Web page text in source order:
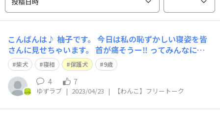
こんばんは♪ 柚子です。 今日は私の恥ずかしい寝姿を皆
さんに見せちゃいます。 首が痛そうー‼︎ ってみんなに言
われるけど私が1番リラックスしてる時の寝相だから心配
しないでね💤
柴犬 寝相 保護犬 9歳
4 7
ゆずラブ | 2023/04/23 | 【わんこ】フリートーク